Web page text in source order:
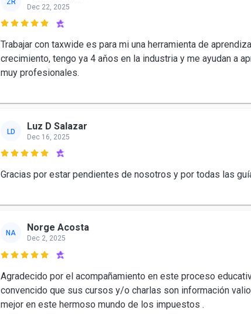
ZR
Dec 22, 2025

Trabajar con taxwide es para mi una herramienta de
crecimiento, tengo ya 4 aňos en la industria y me ayudan a
muy profesionales.
LD Luz D Salazar
Dec 16, 2025

Gracias por estar pendientes de nosotros y por todas las
NA Norge Acosta
Dec 2, 2025

Agradecido por el acompañamiento en este proceso
convencido que sus cursos y/o charlas son información
mejor en este hermoso mundo de los impuestos .